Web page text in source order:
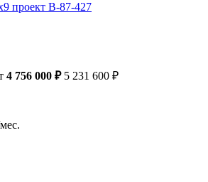
проект В-87-427
4 756 000 ₽ 5 231 600 ₽